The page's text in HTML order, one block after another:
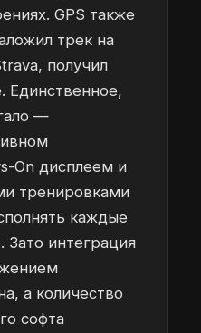
GPS также
трек на
получил
Единственное,
—
On дисплеем и
тренировками
каждые
Зато интеграция
а количество
софта